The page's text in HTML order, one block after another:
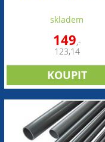
skladem
149,-
123,14